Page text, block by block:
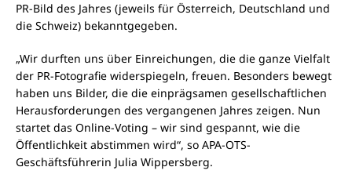
PR-Bild des Jahres (jeweils für Österreich, Deutschland und
die Schweiz) bekanntgegeben.
„Wir durften uns über Einreichungen, die die ganze Vielfalt
der PR-Fotografie widerspiegeln, freuen. Besonders bewegt
haben uns Bilder, die die einprägsamen gesellschaftlichen
Herausforderungen des vergangenen Jahres zeigen. Nun
startet das Online-Voting – wir sind gespannt, wie die
Öffentlichkeit abstimmen wird“, so APA-OTS-
Geschäftsführerin Julia Wippersberg.